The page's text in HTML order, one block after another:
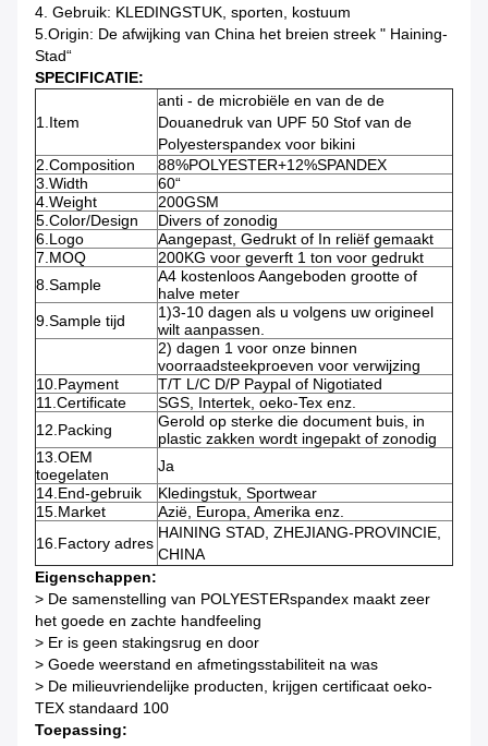
4. Gebruik: KLEDINGSTUK, sporten, kostuum
5.Origin: De afwijking van China het breien streek " Haining-
Stad“
SPECIFICATIE:
1.Item
anti - de microbiële en van de de
Douanedruk van UPF 50 Stof van de
Polyesterspandex voor bikini
2.Composition
88%POLYESTER+12%SPANDEX
3.Width
60“
4.Weight
200GSM
5.Color/Design
Divers of zonodig
6.Logo
Aangepast, Gedrukt of In reliëf gemaakt
7.MOQ
200KG voor geverft 1 ton voor gedrukt
8.Sample
A4 kostenloos Aangeboden grootte of
halve meter
9.Sample tijd
1)3-10 dagen als u volgens uw origineel
wilt aanpassen.
2) dagen 1 voor onze binnen
voorraadsteekproeven voor verwijzing
10.Payment
T/T L/C D/P Paypal of Nigotiated
11.Certificate
SGS, Intertek, oeko-Tex enz.
12.Packing
Gerold op sterke die document buis, in
plastic zakken wordt ingepakt of zonodig
13.OEM
toegelaten
Ja
14.End-gebruik
Kledingstuk, Sportwear
15.Market
Azië, Europa, Amerika enz.
16.Factory adres
HAINING STAD, ZHEJIANG-PROVINCIE,
CHINA
Eigenschappen:
> De samenstelling van POLYESTERspandex maakt zeer
het goede en zachte handfeeling
> Er is geen stakingsrug en door
> Goede weerstand en afmetingsstabiliteit na was
> De milieuvriendelijke producten, krijgen certificaat oeko-
TEX standaard 100
Toepassing: